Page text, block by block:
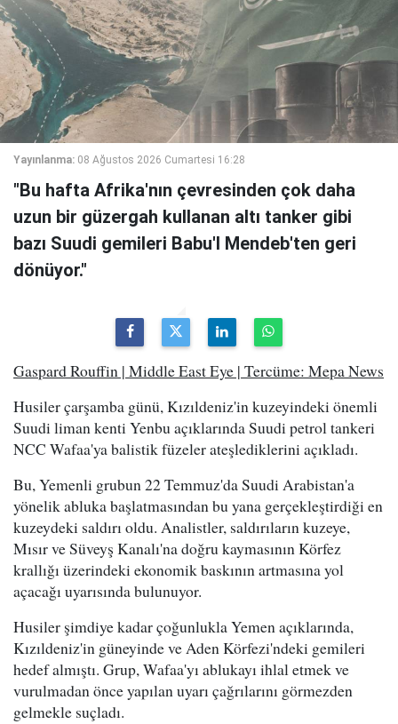
Yayınlanma: 08 Ağustos 2026 Cumartesi 16:28
"Bu hafta Afrika'nın çevresinden çok daha
uzun bir güzergah kullanan altı tanker gibi
bazı Suudi gemileri Babu'l Mendeb'ten geri
dönüyor."
Gaspard Rouffin | Middle East Eye | Tercüme: Mepa News
Husiler çarşamba günü, Kızıldeniz'in kuzeyindeki önemli
Suudi liman kenti Yenbu açıklarında Suudi petrol tankeri
NCC Wafaa'ya balistik füzeler ateşlediklerini açıkladı.
Bu, Yemenli grubun 22 Temmuz'da Suudi Arabistan'a
yönelik abluka başlatmasından bu yana gerçekleştirdiği en
kuzeydeki saldırı oldu. Analistler, saldırıların kuzeye,
Mısır ve Süveyş Kanalı'na doğru kaymasının Körfez
krallığı üzerindeki ekonomik baskının artmasına yol
açacağı uyarısında bulunuyor.
Husiler şimdiye kadar çoğunlukla Yemen açıklarında,
Kızıldeniz'in güneyinde ve Aden Körfezi'ndeki gemileri
hedef almıştı. Grup, Wafaa'yı ablukayı ihlal etmek ve
vurulmadan önce yapılan uyarı çağrılarını görmezden
gelmekle suçladı.